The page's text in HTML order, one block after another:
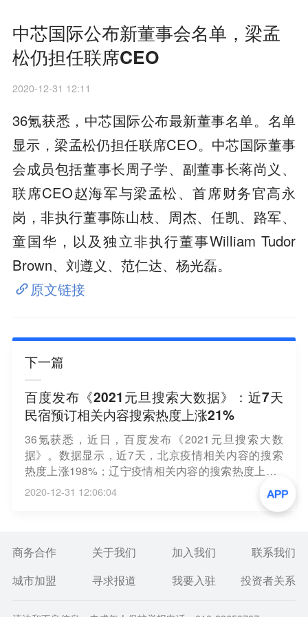
中芯国际公布新董事会名单，梁孟
松仍担任联席CEO
2020-12-31 12:11
36氪获悉，中芯国际公布最新董事名单。名单
显示，梁孟松仍担任联席CEO。中芯国际董事
会成员包括董事长周子学、副董事长蒋尚义、
联席CEO赵海军与梁孟松、首席财务官高永
岗，非执行董事陈山枝、周杰、任凯、路军、
童国华，以及独立非执行董事William Tudor
Brown、刘遵义、范仁达、杨光磊。
原文链接
下一篇
百度发布《2021元旦搜索大数据》：近7天
民宿预订相关内容搜索热度上涨21%
36氪获悉，近日，百度发布《2021元旦搜索大数
据》。数据显示，近7天，北京疫情相关内容的搜索
热度上涨198%；辽宁疫情相关内容的搜索热度上涨4
34%；民宿预订相关内容的搜索热度上涨21%；跟团
游相关内容的搜索热度下降40%；周边游相关内容的
2020-12-31 12:06:04
商务合作 关于我们 加入我们
联系我们
城市加盟
寻求报道 我要入驻 投资者关系